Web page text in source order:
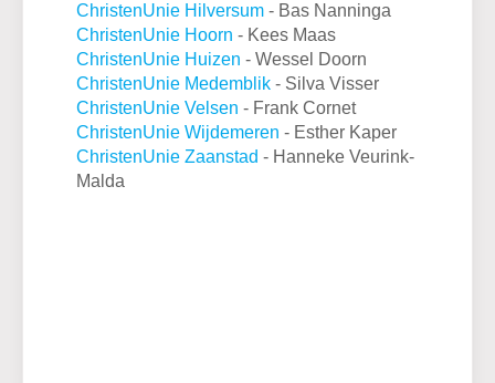
ChristenUnie Hilversum - Bas Nanninga
ChristenUnie Hoorn - Kees Maas
ChristenUnie Huizen - Wessel Doorn
ChristenUnie Medemblik - Silva Visser
ChristenUnie Velsen - Frank Cornet
ChristenUnie Wijdemeren - Esther Kaper
ChristenUnie Zaanstad - Hanneke Veurink-
Malda